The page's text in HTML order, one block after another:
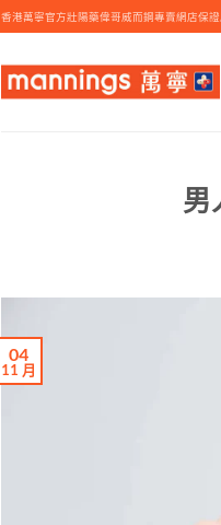
香港萬寧官方壯陽藥偉哥威而鋼專賣網店保
男
04
11 月